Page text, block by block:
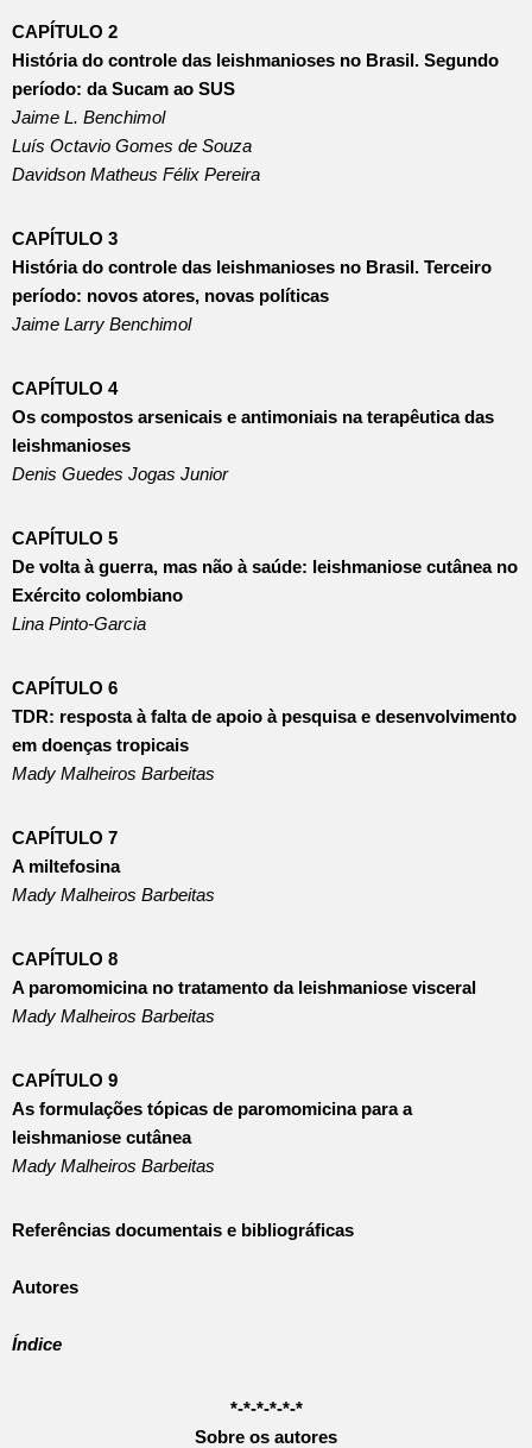
CAPÍTULO 2
História do controle das leishmanioses no Brasil. Segundo
período: da Sucam ao SUS
Jaime L. Benchimol
Luís Octavio Gomes de Souza
Davidson Matheus Félix Pereira
CAPÍTULO 3
História do controle das leishmanioses no Brasil. Terceiro
período: novos atores, novas políticas
Jaime Larry Benchimol
CAPÍTULO 4
Os compostos arsenicais e antimoniais na terapêutica das
leishmanioses
Denis Guedes Jogas Junior
CAPÍTULO 5
De volta à guerra, mas não à saúde: leishmaniose cutânea no
Exército colombiano
Lina Pinto-Garcia
CAPÍTULO 6
TDR: resposta à falta de apoio à pesquisa e desenvolvimento
em doenças tropicais
Mady Malheiros Barbeitas
CAPÍTULO 7
A miltefosina
Mady Malheiros Barbeitas
CAPÍTULO 8
A paromomicina no tratamento da leishmaniose visceral
Mady Malheiros Barbeitas
CAPÍTULO 9
As formulações tópicas de paromomicina para a
leishmaniose cutânea
Mady Malheiros Barbeitas
Referências documentais e bibliográficas
Autores
Índice
*-*-*-*-*-*
Sobre os autores